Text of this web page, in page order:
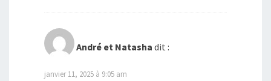
André et Natasha dit :
janvier 11, 2025 à 9:05 am